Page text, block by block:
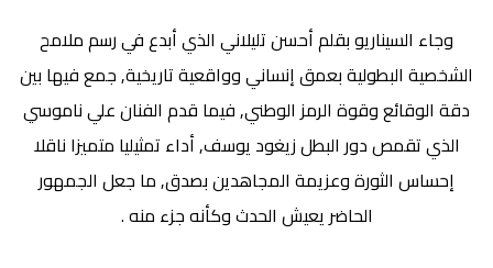
وجاء السيناريو بقلم أحسن تليلاني الذي أبدع في رسم ملامح
الشخصية البطولية بعمق إنساني وواقعية تاريخية, جمع فيها بين
دقة الوقائع وقوة الرمز الوطني, فيما قدم الفنان علي ناموسي
الذي تقمص دور البطل زيغود يوسف, أداء تمثيليا متميزا ناقلا
إحساس الثورة وعزيمة المجاهدين بصدق, ما جعل الجمهور
الحاضر يعيش الحدث وكأنه جزء منه .